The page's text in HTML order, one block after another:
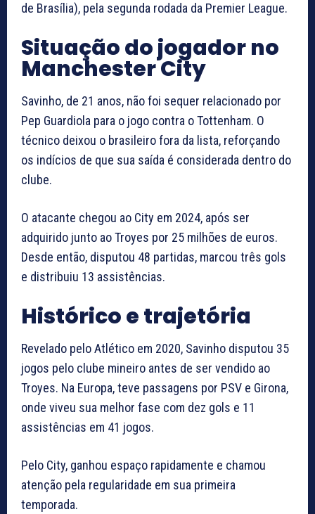
de Brasília), pela segunda rodada da Premier League.
Situação do jogador no
Manchester City
Savinho, de 21 anos, não foi sequer relacionado por
Pep Guardiola para o jogo contra o Tottenham. O
técnico deixou o brasileiro fora da lista, reforçando
os indícios de que sua saída é considerada dentro do
clube.
O atacante chegou ao City em 2024, após ser
adquirido junto ao Troyes por 25 milhões de euros.
Desde então, disputou 48 partidas, marcou três gols
e distribuiu 13 assistências.
Histórico e trajetória
Revelado pelo Atlético em 2020, Savinho disputou 35
jogos pelo clube mineiro antes de ser vendido ao
Troyes. Na Europa, teve passagens por PSV e Girona,
onde viveu sua melhor fase com dez gols e 11
assistências em 41 jogos.
Pelo City, ganhou espaço rapidamente e chamou
atenção pela regularidade em sua primeira
temporada.